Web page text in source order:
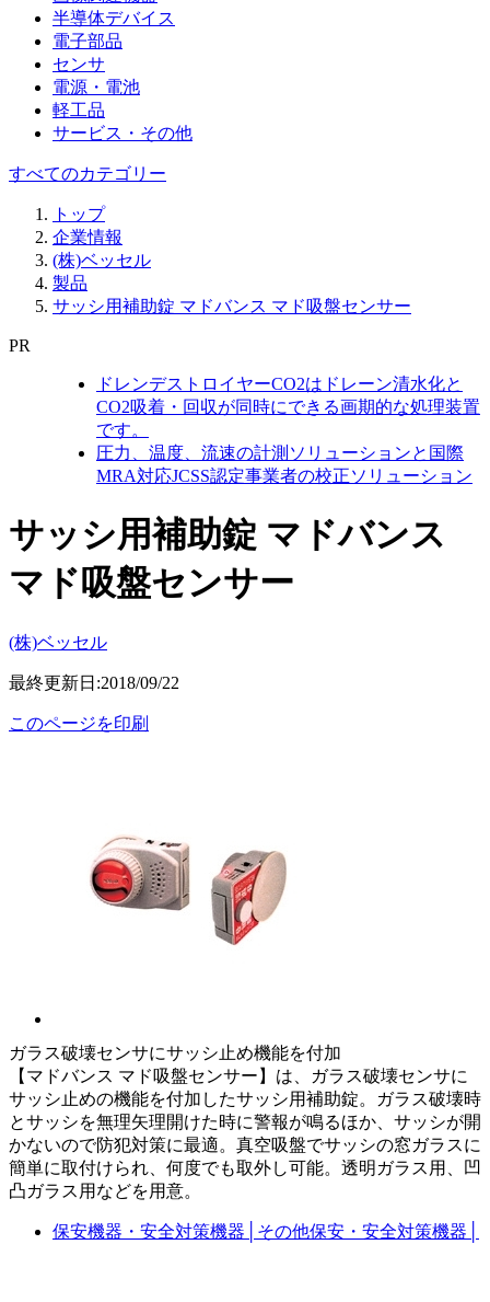
半導体デバイス
電子部品
センサ
電源・電池
軽工品
サービス・その他
すべてのカテゴリー
トップ
企業情報
(株)ベッセル
製品
サッシ用補助錠 マドバンス マド吸盤センサー
PR
ドレンデストロイヤーCO2はドレーン清水化と
CO2吸着・回収が同時にできる画期的な処理装置
です。
圧力、温度、流速の計測ソリューションと国際
MRA対応JCSS認定事業者の校正ソリューション
サッシ用補助錠 マドバンス
マド吸盤センサー
(株)ベッセル
最終更新日:2018/09/22
このページを印刷
ガラス破壊センサにサッシ止め機能を付加
【マドバンス マド吸盤センサー】は、ガラス破壊センサに
サッシ止めの機能を付加したサッシ用補助錠。ガラス破壊時
とサッシを無理矢理開けた時に警報が鳴るほか、サッシが開
かないので防犯対策に最適。真空吸盤でサッシの窓ガラスに
簡単に取付けられ、何度でも取外し可能。透明ガラス用、凹
凸ガラス用などを用意。
保安機器・安全対策機器 その他保安・安全対策機器